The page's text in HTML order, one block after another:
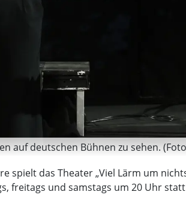
auf deutschen Bühnen zu sehen.
spielt das Theater „Viel Lärm um
freitags und samstags um 20 Uhr